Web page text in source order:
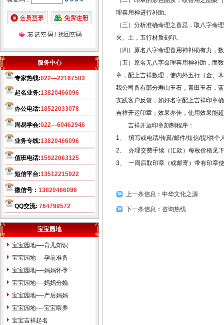
廊坊公司起名，廊坊起名客户
可直接来往公司起名。武清区
务繁忙，天津周边市县各界朋
先友前来，可事先来电话与玄
术子先生预约，免得您扑空！
天津起名，天津起名网，玄
术子起名网在全国百家诚信活
动中、被评为全国最大的电子
商务网《诚信自律单位》之
一、
测起名行业中，始终处于领先
地位，领导品牌。希望您转告
您的亲朋好友，玄术子先生免
费为您讲解姓名。
北京天津石家庄保定廊坊唐山
张家口太原阳泉运城赤峰包头
沈阳鞍山大连长春吉林哈尔滨
齐齐哈尔大庆上海徐州南京苏
州杭州嘉兴合肥福州厦门温州
南昌济南青岛临沂泰安烟台威
海郑州洛阳安阳开封武汉襄樊
上海武汉长沙广州贵阳昆名拉
萨西安咸阳兰州西宁银川乌鲁
服务中心
专家热线:022—22167503
起名业务:13820466096
办公电话:18522033078
周易学会:022—60462946
业务专线:13820466096
值班电话:15922063125
短信平台:13512215922
微信号： 13820466096
QQ交流: 764799572
宝宝园地
宝宝园地----育儿知识
宝宝园地----孕前准备
宝宝园地----妈妈怀孕
宝宝园地----妈妈分娩
宝宝园地----产后妈妈
宝宝园地----宝宝喂养
宝宝吉祥起名
理喜用神进行补助。
（三）分析准确命理之喜忌，取八字命
火、土，五行材质刻印。
（四）原名八字命理喜用神补助有力，
（五）原名无八字命理喜用神补助，而
章，配上吉祥数理，使内外五行（金、
我公司备有部分寿山玉石，青田玉石，
实践客户反馈，如好名字配上吉祥印章
吉祥开运印章；效果亦佳，使用效
吉祥开运印章刻制程序：
1、 填写或电话/传真/邮件/短信/提/供个
2、 办理交费手续（汇款）每枚价格见
3、 一周后取印章（或邮寄）带有印章
上一条信息： 中华文化之源
下一条信息： 咨询热线